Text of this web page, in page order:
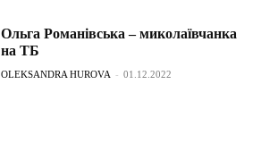
Ольга Романівська – миколаївчанка
на ТБ
OLEKSANDRA HUROVA - 01.12.2022